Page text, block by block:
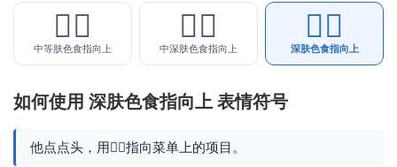
👆🏽
中等肤色食指向上
👆🏾
中深肤色食指向上
👆🏿
深肤色食指向上
如何使用 深肤色食指向上 表情符号
他点点头，用👆🏿指向菜单上的项目。